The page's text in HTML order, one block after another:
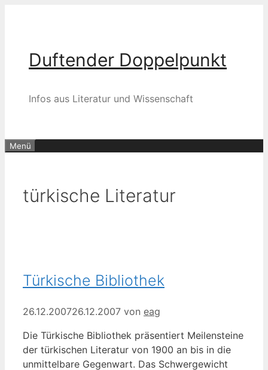
Duftender Doppelpunkt
Infos aus Literatur und Wissenschaft
Menü
türkische Literatur
Türkische Bibliothek
26.12.200726.12.2007 von eag
Die Türkische Bibliothek präsentiert Meilensteine
der türkischen Literatur von 1900 an bis in die
unmittelbare Gegenwart. Das Schwergewicht